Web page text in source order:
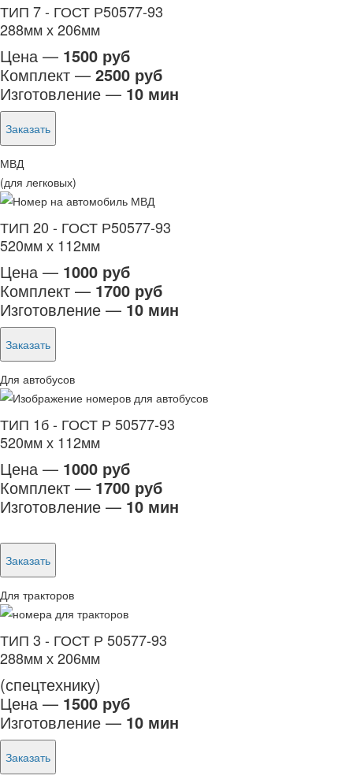
ТИП 7 - ГОСТ Р50577-93
288мм х 206мм
Цена — 1500 руб
Комплект — 2500 руб
Изготовление — 10 мин
Заказать
МВД
(для легковых)
ТИП 20 - ГОСТ Р50577-93
520мм х 112мм
Цена — 1000 руб
Комплект — 1700 руб
Изготовление — 10 мин
Заказать
Для автобусов
ТИП 1б - ГОСТ Р 50577-93
520мм х 112мм
Цена — 1000 руб
Комплект — 1700 руб
Изготовление — 10 мин
Заказать
Для тракторов
ТИП 3 - ГОСТ Р 50577-93
288мм х 206мм
(спецтехнику)
Цена — 1500 руб
Изготовление — 10 мин
Заказать